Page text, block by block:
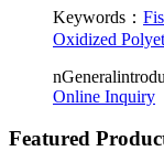
Keywords：
Oxidized
Online Inquiry
Featured